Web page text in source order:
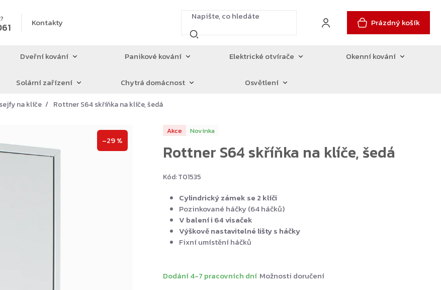
Kontakty Prázdný košík
Dveřní kování Panikové kování Elektrické otvírače
Okenní kování
Solární zařízení Chytrá domácnost Osvětlení
na klíče Rottner S64 skříňka na klíče, šedá
Akce Novinka
Rottner S64 skříňka na klíče, šedá
Kód:T01535
–29 %
Dodání 4-7 pracovních dní Možnosti doručení
Cylindrický zámek se 2 klíči
Pozinkované háčky (64 háčků)
V balení i 64 visaček
Výškově nastavitelné lišty s háčky
Fixní umístění háčků